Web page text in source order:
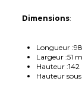
Dimensions:
Longueur
Largeur :51
Hauteur
Hauteur